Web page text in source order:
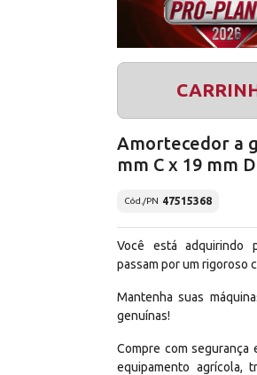
Amortecedor a
mm C x 19 mm
Cód./PN 47515368
Você está adquirindo
passam por um rigoroso
Mantenha suas
genuínas!
Compre com segurança
equipamento agrícola,